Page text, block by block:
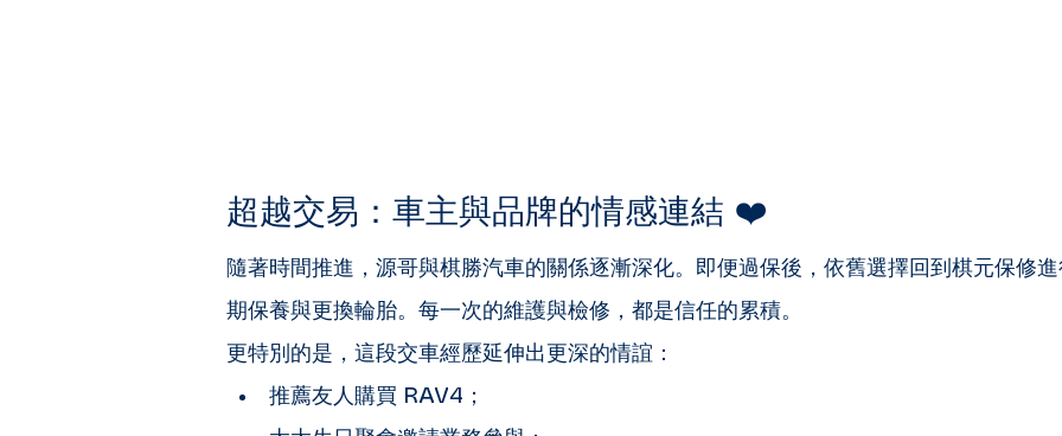
超越交易：車主與品牌的情感連結 ❤️
隨著時間推進，源哥與棋勝汽車的關係逐漸深化。即便過保後，依舊選擇回到棋元保修
期保養與更換輪胎。每一次的維護與檢修，都是信任的累積。
更特別的是，這段交車經歷延伸出更深的情誼：
推薦友人購買 RAV4；